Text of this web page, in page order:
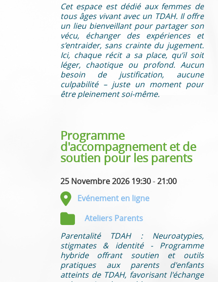
Cet espace est dédié aux femmes de
tous âges vivant avec un TDAH. Il offre
un lieu bienveillant pour partager son
vécu, échanger des expériences et
s’entraider, sans crainte du jugement.
Ici, chaque récit a sa place, qu’il soit
léger, chaotique ou profond. Aucun
besoin de justification, aucune
culpabilité – juste un moment pour
être pleinement soi-même.
Programme
d'accompagnement et de
soutien pour les parents
25 Novembre 2026 19:30 -21:00
Evénement en ligne
Ateliers Parents
Parentalité TDAH : Neuroatypies,
stigmates & identité - Programme
hybride offrant soutien et outils
pratiques aux parents d'enfants
atteints de TDAH, favorisant l'échange